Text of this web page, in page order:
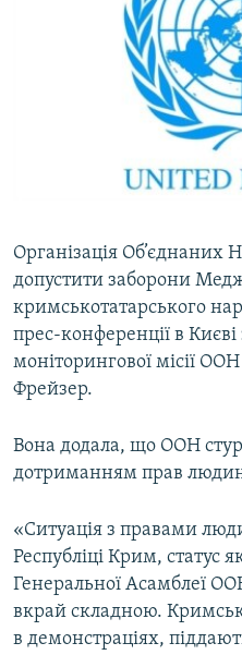
КИТАЙ.ВИКЛИКИ
СПЕЦПРОЄКТИ
КРИМ РЕАЛІЇ
РУС
УКР
КТАТ
ДОЛУЧАЙСЯ!
Усі сайти RFE/RL
Організація Об’єднаних
допустити заборони
кримськотатарського
прес-конференції в Києві
моніторингової місії
Фрейзер.
Вона додала, що ООН
дотриманням прав
«Ситуація з правами
Республіці Крим, статус
Генеральної Асамблеї
вкрай складною.
в демонстраціях,